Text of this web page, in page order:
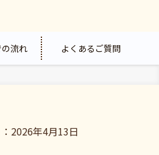
流れ よくあるご質問
2026年4月13日